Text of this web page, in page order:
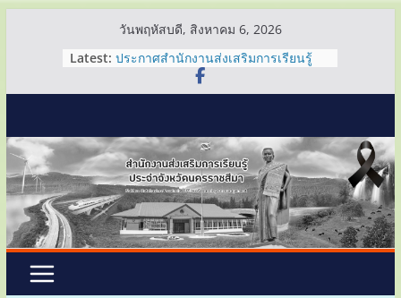
วันพฤหัสบดี, สิงหาคม 6, 2026
Latest: ประกาศสำนักงานส่งเสริมการเรียนรู้
ประจำจังหวัดนครราชสีมา
ประกาศสำนักงานส่งเสริมการเรียนรู้
ประจำจังหวัดนครราชสีมา
ผอ.สกร.ประจำจังหวัดนครราชสีมา ร่วม
ประชุมคณะกรรมการ สกสค.จังหวัด
นครราชสีมา ประจำเดือนกรกฎาคม
2569
ผอ.สกร.โคราช ตรวจเยี่ยมและให้กำลัง
ใจคณะกรรมการคัดเลือกมุมหนังสือ